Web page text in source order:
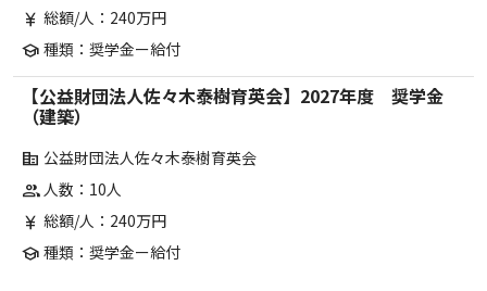
currency_yen 総額/人：240万円
school 種類：奨学金ー給付
【公益財団法人佐々木泰樹育英会】2027年度 奨学金
（建築）
corporate_fare 公益財団法人佐々木泰樹育英会
group人数：10人
currency_yen 総額/人：240万円
school 種類：奨学金ー給付